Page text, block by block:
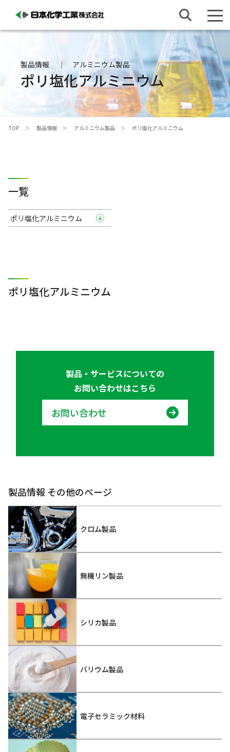
製品情報 アルミニウム製品
ポリ塩化アルミニウム
TOP 製品情報 アルミニウム製品 ポリ塩化アルミニウム
一覧
ポリ塩化アルミニウム
ポリ塩化アルミニウム
製品・サービスについての
お問い合わせはこちら
お問い合わせ
製品情報 その他のページ
クロム製品
無機リン製品
シリカ製品
バリウム製品
電子セラミック材料